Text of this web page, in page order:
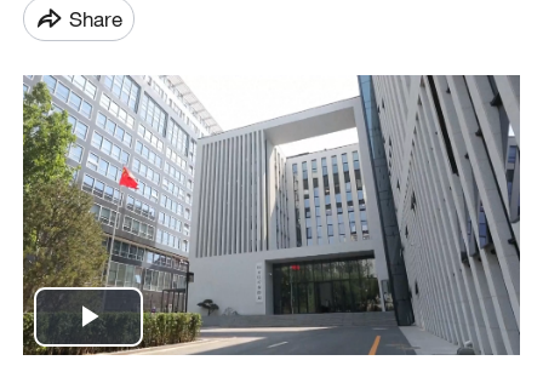
Share
Play